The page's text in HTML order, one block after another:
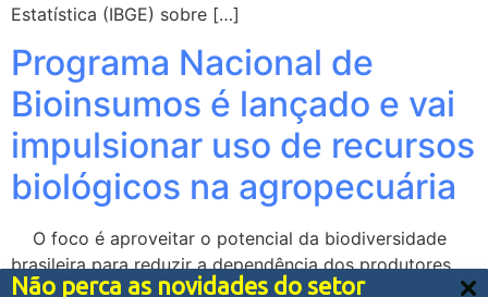
Não perca as novidades do setor
Estatística (IBGE) sobre […]
Programa Nacional de
Bioinsumos é lançado e vai
impulsionar uso de recursos
biológicos na agropecuária
O foco é aproveitar o potencial da biodiversidade
brasileira para reduzir a dependência dos produtores
rurais em relação aos insumos importados e ampliar